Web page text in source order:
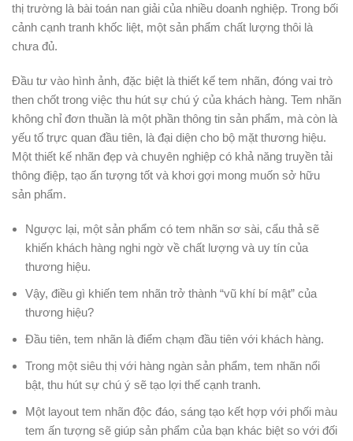
thị trường là bài toán nan giải của nhiều doanh nghiệp. Trong bối
cảnh cạnh tranh khốc liệt, một sản phẩm chất lượng thôi là
chưa đủ.
Đầu tư vào hình ảnh, đặc biệt là thiết kế tem nhãn, đóng vai trò
then chốt trong việc thu hút sự chú ý của khách hàng. Tem nhãn
không chỉ đơn thuần là một phần thông tin sản phẩm, mà còn là
yếu tố trực quan đầu tiên, là đại diện cho bộ mặt thương hiệu.
Một thiết kế nhãn đẹp và chuyên nghiệp có khả năng truyền tải
thông điệp, tạo ấn tượng tốt và khơi gợi mong muốn sở hữu
sản phẩm.
Ngược lại, một sản phẩm có tem nhãn sơ sài, cẩu thả sẽ
khiến khách hàng nghi ngờ về chất lượng và uy tín của
thương hiệu.
Vậy, điều gì khiến tem nhãn trở thành “vũ khí bí mật” của
thương hiệu?
Đầu tiên, tem nhãn là điểm chạm đầu tiên với khách hàng.
Trong một siêu thị với hàng ngàn sản phẩm, tem nhãn nổi
bật, thu hút sự chú ý sẽ tạo lợi thế cạnh tranh.
Một layout tem nhãn độc đáo, sáng tạo kết hợp với phối màu
tem ấn tượng sẽ giúp sản phẩm của bạn khác biệt so với đối